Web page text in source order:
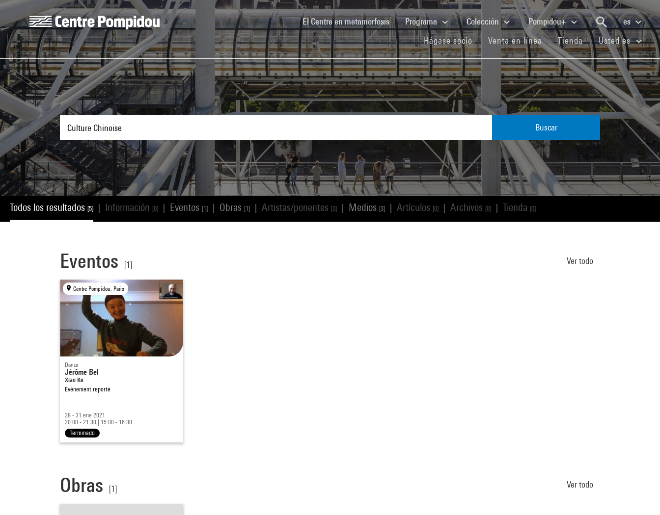
Skip to main content
Centre Pompidou
El Centre en metamorfosis(current)Programa Colección Pompidou+
es
Hágase socio(current)Venta en línea(current)
Tienda(current)Usted es
Buscar
Todos los resultados [5] Información [0] Eventos [1] Obras [1] Artistas/ponentes [0] Medios [3] Artículos [0] Archivos [0] Tienda [0]
Eventos [1] Ver todo
Centre Pompidou, Paris
Danza
Jérôme Bel
Xiao Ke
Evénement reporté
28 - 31 ene 2021
20:00 - 21:30
15:00 - 16:30
Terminado
Obras [1] Ver todo